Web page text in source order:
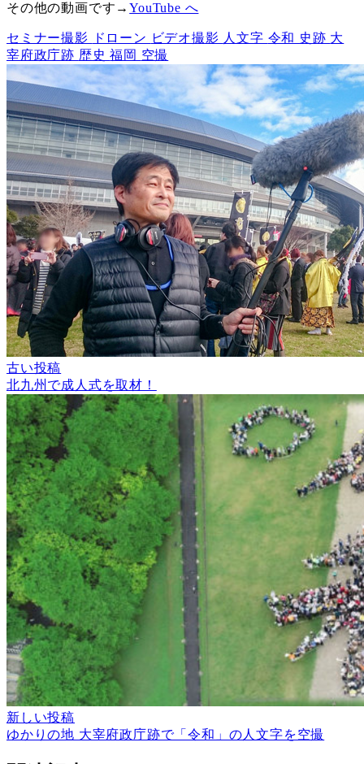
その他の動画です→YouTube へ
セミナー撮影 ドローン ビデオ撮影 人文字 令和 史跡 大
宰府政庁跡 歴史福岡 空撮
古い投稿
北九州で成人式を取材！
新しい投稿
ゆかりの地 大宰府政庁跡で「令和」の人文字を空撮